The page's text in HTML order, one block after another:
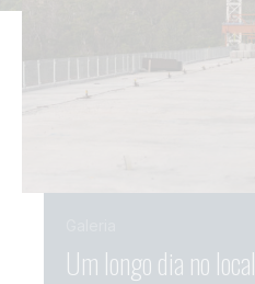
Um longo dia no local